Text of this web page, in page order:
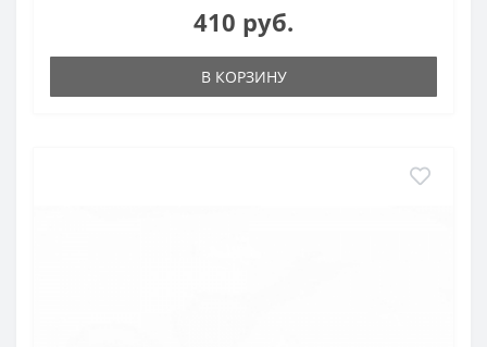
410 руб.
В КОРЗИНУ